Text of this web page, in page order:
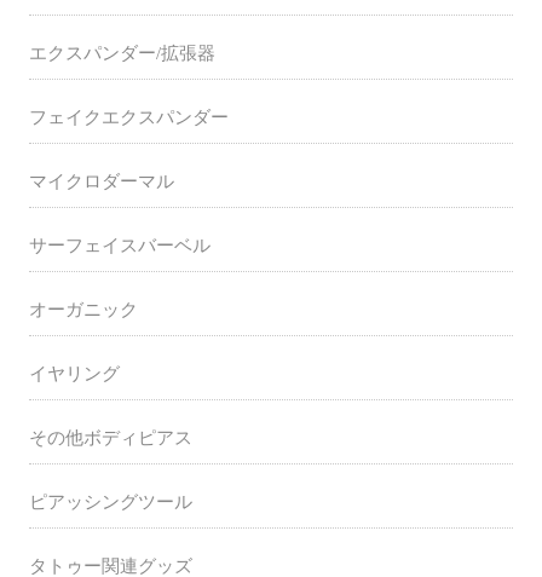
エクスパンダー/拡張器
フェイクエクスパンダー
マイクロダーマル
サーフェイスバーベル
オーガニック
イヤリング
その他ボディピアス
ピアッシングツール
タトゥー関連グッズ